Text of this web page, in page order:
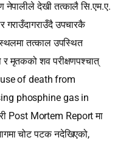
नेपालीले देखी तत्कालै सि.एम.ए.
गराउँदागराउँदै उपचारकै
तत्काल उपस्थित
र मृतकको शव परीक्षणपश्‍चात्
of death from
phosphine gas in
Post Mortem Report मा
चोट पटक नदेखिएको,